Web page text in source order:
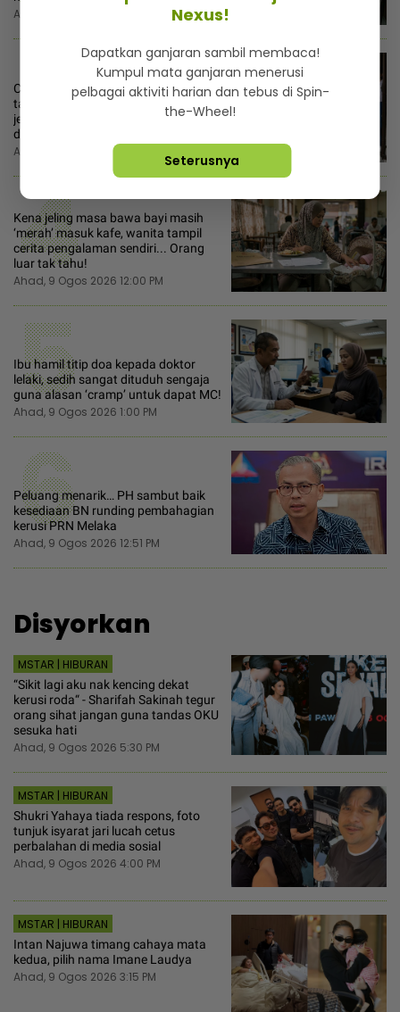
Ahad, 9 Ogos 2026 7:00 AM
3
Cikgu HEM menangis di klinik tak
tahan ‘burnout’ kejar KPI... Disuruh
jejak rumah murid malas, pujuk
datang sekolah!
Ahad, 9 Ogos 2026 2:00 PM
4
Kena jeling masa bawa bayi masih
‘merah’ masuk kafe, wanita tampil
cerita pengalaman sendiri... Orang
luar tak tahu!
Ahad, 9 Ogos 2026 12:00 PM
5
Ibu hamil titip doa kepada doktor
lelaki, sedih sangat dituduh sengaja
guna alasan ‘cramp’ untuk dapat MC!
Ahad, 9 Ogos 2026 1:00 PM
6
Peluang menarik… PH sambut baik
kesediaan BN runding pembahagian
kerusi PRN Melaka
Ahad, 9 Ogos 2026 12:51 PM
Disyorkan
MSTAR | HIBURAN
“Sikit lagi aku nak kencing dekat
kerusi roda“ - Sharifah Sakinah tegur
orang sihat jangan guna tandas OKU
sesuka hati
Ahad, 9 Ogos 2026 5:30 PM
MSTAR | HIBURAN
Shukri Yahaya tiada respons, foto
tunjuk isyarat jari lucah cetus
perbalahan di media sosial
Ahad, 9 Ogos 2026 4:00 PM
MSTAR | HIBURAN
Intan Najuwa timang cahaya mata
kedua, pilih nama Imane Laudya
Ahad, 9 Ogos 2026 3:15 PM
Nexus!
Dapatkan ganjaran sambil membaca!
Kumpul mata ganjaran menerusi
pelbagai aktiviti harian dan tebus di Spin-
the-Wheel!
Seterusnya